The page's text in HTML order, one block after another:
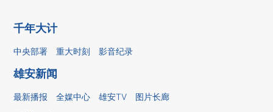
千年大计
中央部署 重大时刻 影音纪录
雄安新闻
最新播报 全媒中心 雄安TV 图片长廊